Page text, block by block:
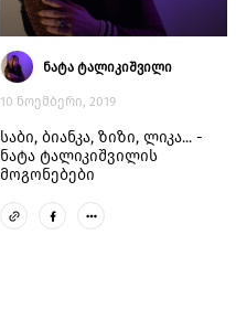
ნატა ტალიკიშვილი
10 ნოემბერი, 2019
საბი, ბიანკა, ზიზი, ლიკა... -
ნატა ტალიკიშვილის
მოგონებები